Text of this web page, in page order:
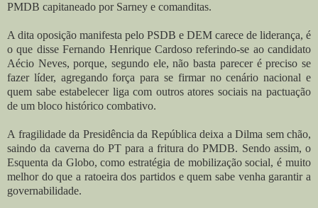
PMDB capitaneado por Sarney e comanditas.
A dita oposição manifesta pelo PSDB e DEM carece de liderança, é
o que disse Fernando Henrique Cardoso referindo-se ao candidato
Aécio Neves, porque, segundo ele, não basta parecer é preciso se
fazer líder, agregando força para se firmar no cenário nacional e
quem sabe estabelecer liga com outros atores sociais na pactuação
de um bloco histórico combativo.
A fragilidade da Presidência da República deixa a Dilma sem chão,
saindo da caverna do PT para a fritura do PMDB. Sendo assim, o
Esquenta da Globo, como estratégia de mobilização social, é muito
melhor do que a ratoeira dos partidos e quem sabe venha garantir a
governabilidade.